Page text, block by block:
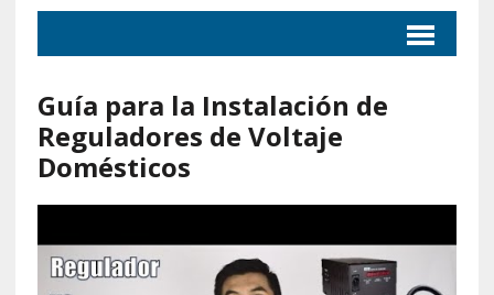
Guía para la Instalación de
Reguladores de Voltaje
Domésticos